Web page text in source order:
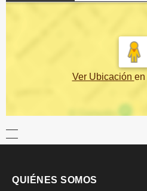
Ver Ubicación en
QUIÉNES SOMOS